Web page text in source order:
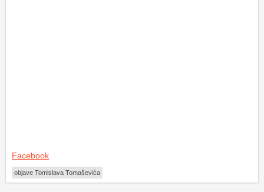
Facebook
objave Tomislava Tomaševića